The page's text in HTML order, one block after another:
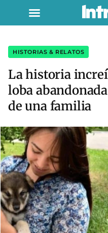
HISTORIAS & RELATOS
La historia
loba
de una familia